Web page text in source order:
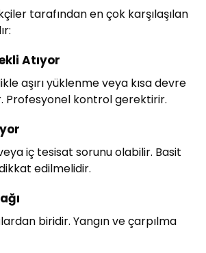
tarafından en çok karşılaşılan
Atıyor
aşırı yüklenme veya kısa devre
Profesyonel kontrol gerektirir.
iç tesisat sorunu olabilir. Basit
edilmelidir.
biridir. Yangın ve çarpılma